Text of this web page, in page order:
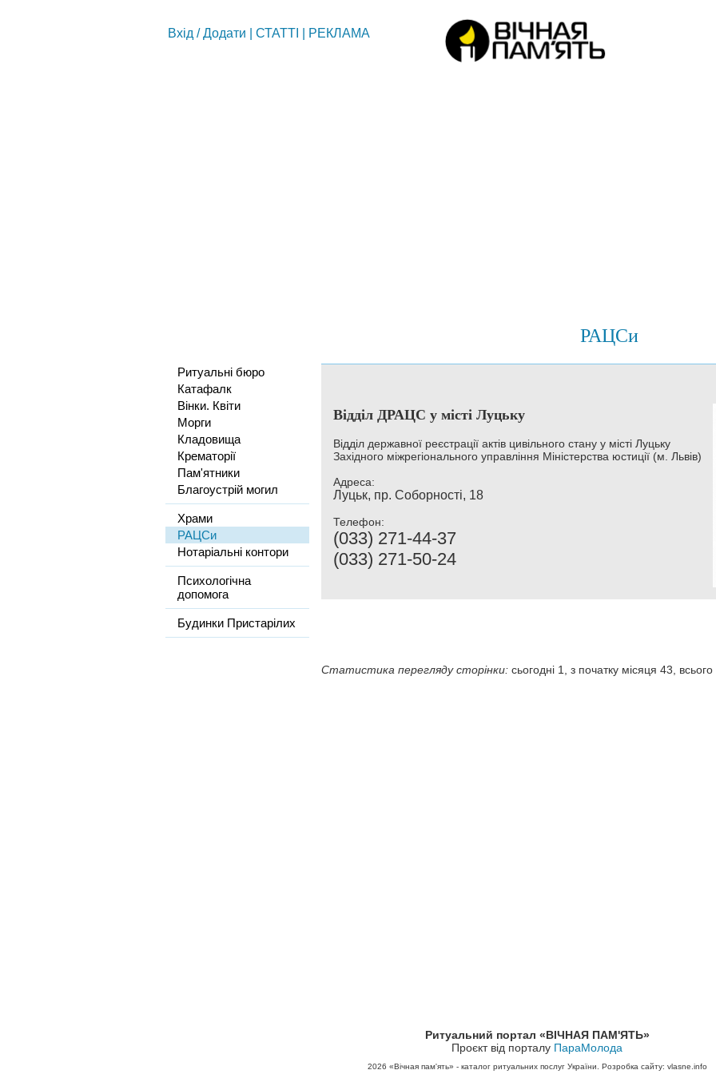
Вхід /Додати СТАТТІ РЕКЛАМА
РАЦСи
Ритуальні бюро
Катафалк
Вінки. Квіти
Морги
Кладовища
Крематорії
Пам'ятники
Благоустрій могил
Храми
РАЦСи
Нотаріальні контори
Психологічна
допомога
Будинки Пристарілих
Відділ ДРАЦС у місті Луцьку
Відділ державної реєстрації актів цивільного стану у місті Луцьку
Західного міжрегіонального управління Міністерства юстиції (м. Львів)
Адреса:
Луцьк, пр. Соборності, 18
Телефон:
(033) 271-44-37
(033) 271-50-24
Статистика перегляду сторінки: сьогодні 1, з початку місяця 43,
Ритуальний портал «ВІЧНАЯ ПАМ'ЯТЬ»
Проєкт від порталу ПараМолода
2026 «Вічная пам'ять» - каталог ритуальних послуг України. Розробка сайту: vlasne.info